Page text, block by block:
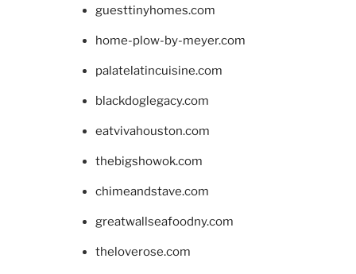
guesttinyhomes.com
home-plow-by-meyer.com
palatelatincuisine.com
blackdoglegacy.com
eatvivahouston.com
thebigshowok.com
chimeandstave.com
greatwallseafoodny.com
theloverose.com